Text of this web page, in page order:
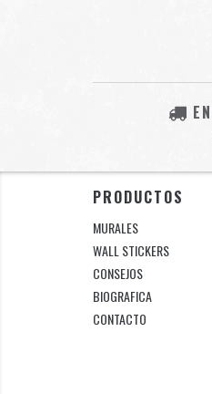
PRODUCTOS
MURALES
WALL STICKERS
CONSEJOS
BIOGRAFICA
CONTACTO